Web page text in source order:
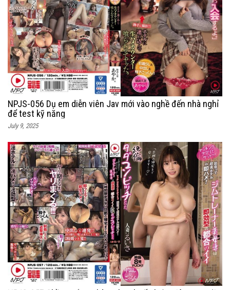
NPJS-056 Dụ em diễn viên Jav mới vào nghề đến nhà nghỉ
để test kỹ năng
July 9, 2025